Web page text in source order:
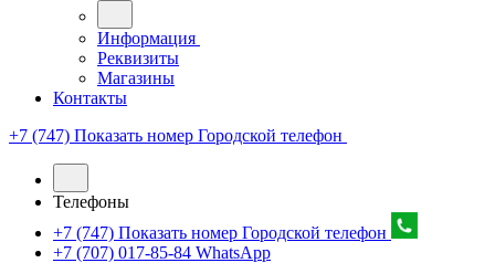
Информация
Реквизиты
Магазины
Контакты
+7 (747) Показать номер Городской телефон
Телефоны
+7 (747) Показать номер Городской телефон
+7 (707) 017-85-84 WhatsApp